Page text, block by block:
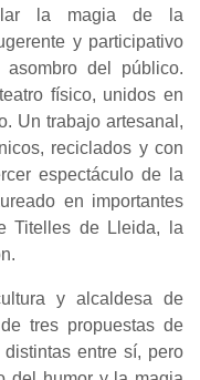
la magia de la
y participativo
del público.
físico, unidos en
Un trabajo artesanal,
reciclados y con
espectáculo de la
en importantes
Titelles de Lleida, la
y alcaldesa de
tres propuestas de
entre sí, pero